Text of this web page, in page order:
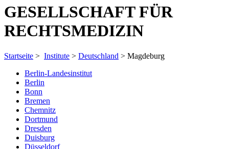
GESELLSCHAFT FÜR
RECHTSMEDIZIN
Startseite > Institute > Deutschland > Magdeburg
Berlin-Landesinstitut
Berlin
Bonn
Bremen
Chemnitz
Dortmund
Dresden
Duisburg
Düsseldorf